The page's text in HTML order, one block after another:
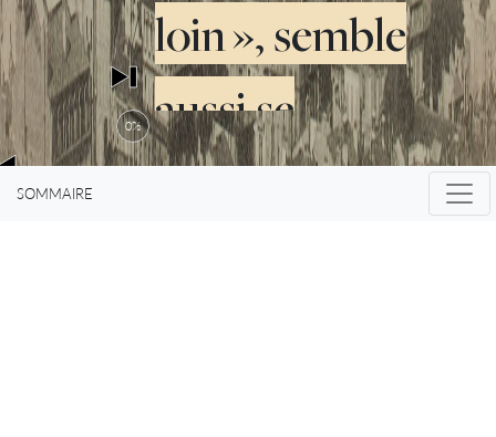
0%
loin », semble
aussi se
rapporter à
SOMMAIRE